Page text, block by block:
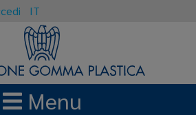
IT
Menu